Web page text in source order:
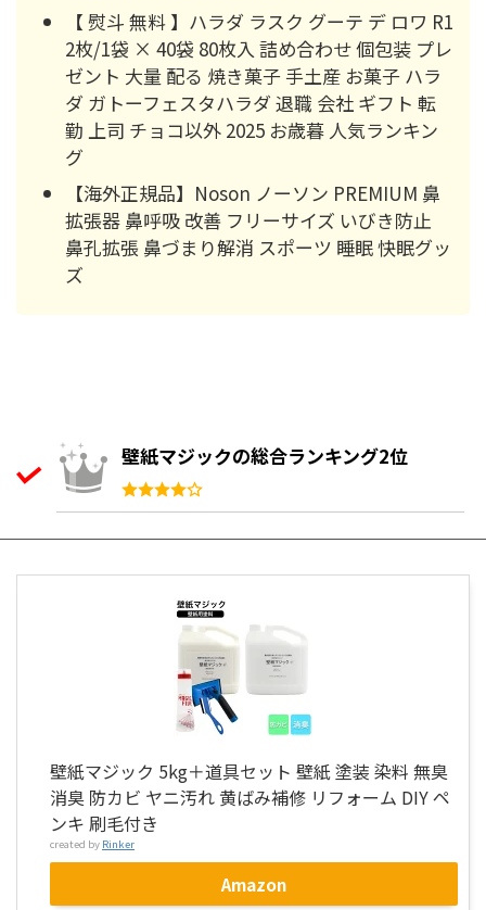
【 熨斗 無料 】ハラダ ラスク グーテ デ ロワ R1
2枚/1袋 × 40袋 80枚入 詰め合わせ 個包装 プレ
ゼント 大量 配る 焼き菓子 手土産 お菓子 ハラ
ダ ガトーフェスタハラダ 退職 会社 ギフト 転
勤 上司 チョコ以外 2025 お歳暮 人気ランキン
グ
【海外正規品】Noson ノーソン PREMIUM 鼻
拡張器 鼻呼吸 改善 フリーサイズ いびき防止
鼻孔拡張 鼻づまり解消 スポーツ 睡眠 快眠グッ
ズ
壁紙マジックの総合ランキング2位
壁紙マジック 5kg＋道具セット 壁紙 塗装 染料 無臭
消臭 防カビ ヤニ汚れ 黄ばみ補修 リフォーム DIY ペ
ンキ 刷毛付き
created by Rinker
Amazon